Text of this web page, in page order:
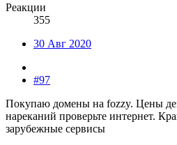
Реакции
355
30 Авг 2020
#97
Покупаю домены на fozzy. Цены
нареканий проверьте интернет.
зарубежные сервисы